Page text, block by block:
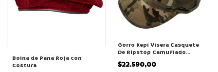
Boina de Pana Roja con
Costura
Gorro Kepi Visera Casquete
De Ripstop Camuflado
Multicam / Uca
$22.590,00